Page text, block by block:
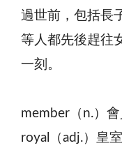
過世前，包括長
等人都先後趕往
一刻。
member（n.）
royal（adj.）皇